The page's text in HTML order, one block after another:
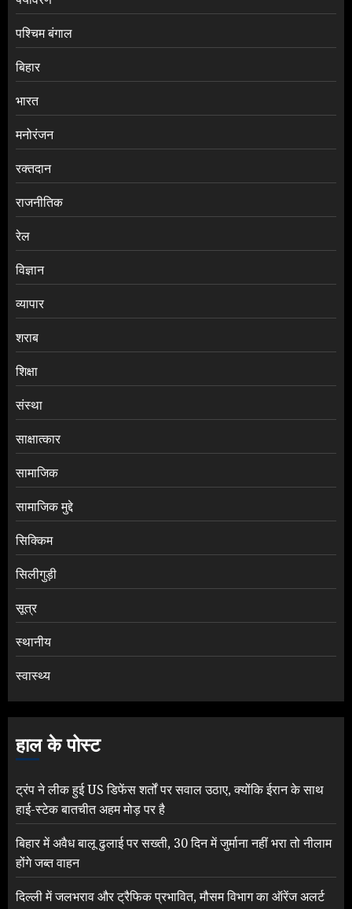
पश्चिम बंगाल
बिहार
भारत
मनोरंजन
रक्तदान
राजनीतिक
रेल
विज्ञान
व्यापार
शराब
शिक्षा
संस्था
साक्षात्कार
सामाजिक
सामाजिक मुद्दे
सिक्किम
सिलीगुड़ी
सूत्र
स्थानीय
स्वास्थ्य
हाल के पोस्ट
ट्रंप ने लीक हुई US डिफेंस शर्तों पर सवाल उठाए, क्योंकि ईरान के साथ
हाई-स्टेक बातचीत अहम मोड़ पर है
बिहार में अवैध बालू ढुलाई पर सख्ती, 30 दिन में जुर्माना नहीं भरा तो नीलाम
होंगे जब्त वाहन
दिल्ली में जलभराव और ट्रैफिक प्रभावित, मौसम विभाग का ऑरेंज अलर्ट